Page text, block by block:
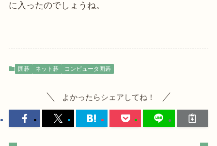
に入ったのでしょうね。
囲碁 ネット碁 コンピュータ囲碁
よかったらシェアしてね！